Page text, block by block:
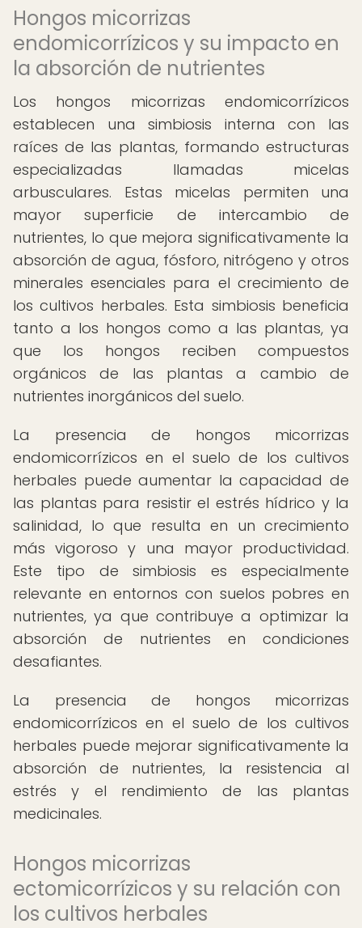
Hongos micorrizas
endomicorrízicos y su impacto en
la absorción de nutrientes
Los hongos micorrizas endomicorrízicos
establecen una simbiosis interna con las
raíces de las plantas, formando estructuras
especializadas llamadas micelas
arbusculares. Estas micelas permiten una
mayor superficie de intercambio de
nutrientes, lo que mejora significativamente la
absorción de agua, fósforo, nitrógeno y otros
minerales esenciales para el crecimiento de
los cultivos herbales. Esta simbiosis beneficia
tanto a los hongos como a las plantas, ya
que los hongos reciben compuestos
orgánicos de las plantas a cambio de
nutrientes inorgánicos del suelo.
La presencia de hongos micorrizas
endomicorrízicos en el suelo de los cultivos
herbales puede aumentar la capacidad de
las plantas para resistir el estrés hídrico y la
salinidad, lo que resulta en un crecimiento
más vigoroso y una mayor productividad.
Este tipo de simbiosis es especialmente
relevante en entornos con suelos pobres en
nutrientes, ya que contribuye a optimizar la
absorción de nutrientes en condiciones
desafiantes.
La presencia de hongos micorrizas
endomicorrízicos en el suelo de los cultivos
herbales puede mejorar significativamente la
absorción de nutrientes, la resistencia al
estrés y el rendimiento de las plantas
medicinales.
Hongos micorrizas
ectomicorrízicos y su relación con
los cultivos herbales